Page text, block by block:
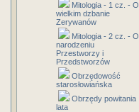
Mitologia - 1 cz. - O
wielkim dzbanie
Zerywanów
Mitologia - 2 cz. - O
narodzeniu
Przestworzy i
Przedstworzów
Obrzędowość
starosłowiańska
Obrzędy powitania
lata